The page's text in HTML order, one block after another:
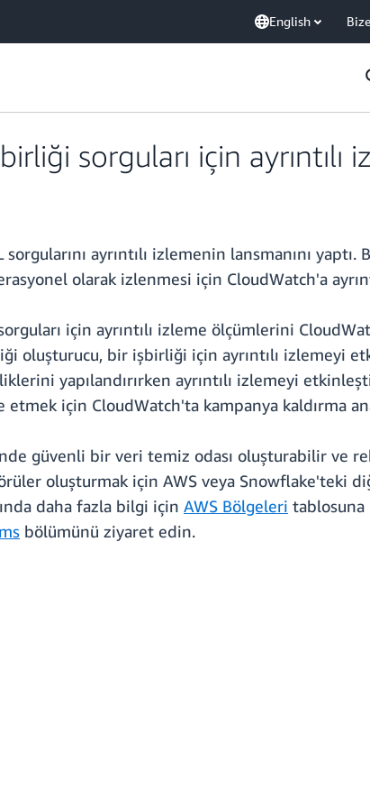
English
sorguları için
ayrıntılı izlemenin lansmanını
olarak izlenmesi için CloudWatch'a
için ayrıntılı izleme ölçümlerini
bir işbirliği için ayrıntılı izlemeyi
yapılandırırken ayrıntılı izlemeyi
için CloudWatch'ta kampanya kaldırma
güvenli bir veri temiz odası oluşturabilir ve
oluşturmak için AWS veya Snowflake'teki
daha fazla bilgi için AWS Bölgeleri tablosuna
bölümünü ziyaret edin.